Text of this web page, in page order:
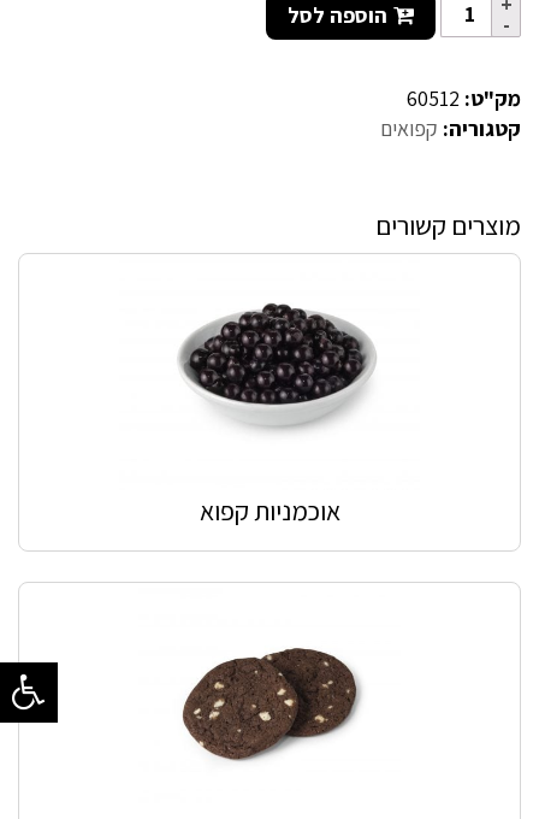
הוספה לסל
מק"ט: 60512
קטגוריה: קפואים
מוצרים קשורים
אוכמניות קפוא